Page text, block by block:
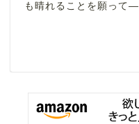
も晴れることを願って